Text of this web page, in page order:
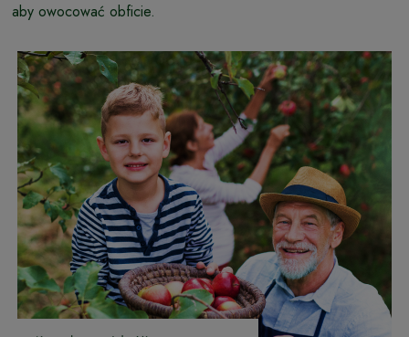
aby owocować obficie.